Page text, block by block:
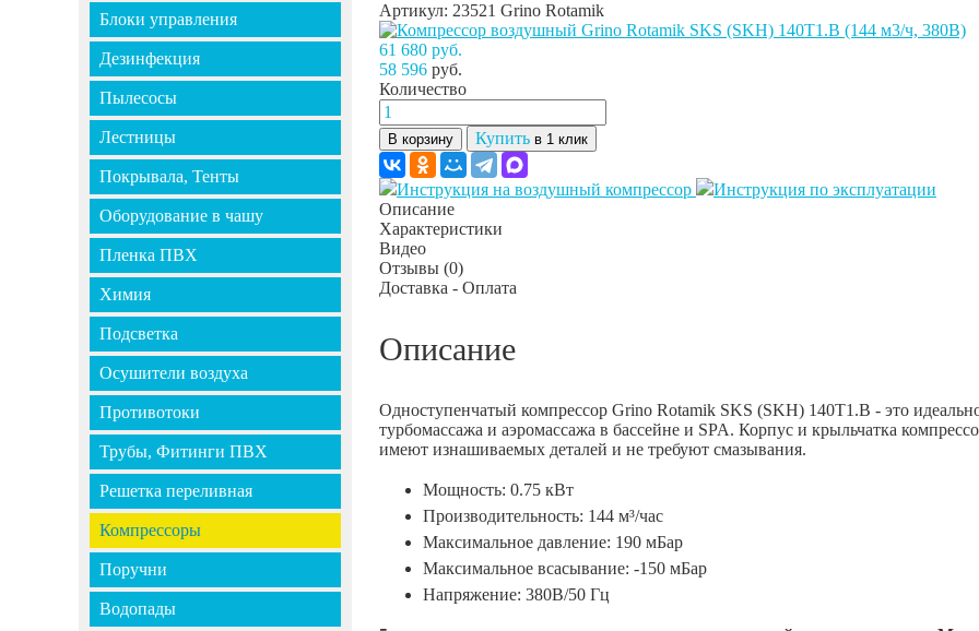
Блоки управления
Дезинфекция
Пылесосы
Лестницы
Покрывала, Тенты
Оборудование в чашу
Пленка ПВХ
Химия
Подсветка
Осушители воздуха
Противотоки
Трубы, Фитинги ПВХ
Решетка переливная
Компрессоры
Поручни
Водопады
Артикул: 23521 Grino Rotamik
61 680 руб.
58 596 руб.
Количество
В корзину Купить в 1 клик
Инструкция на воздушный компрессор
Инструкция по эксплуатации
Описание
Характеристики
Видео
Отзывы (0)
Доставка - Оплата
Описание
Одноступенчатый компрессор Grino Rotamik SKS (SKH) 140Т1.В - это
турбомассажа и аэромассажа в бассейне и SPA. Корпус и крыльчатка
имеют изнашиваемых деталей и не требуют смазывания.
Мощность: 0.75 кВт
Производительность: 144 м³/час
Максимальное давление: 190 мБар
Максимальное всасывание: -150 мБар
Напряжение: 380В/50 Гц